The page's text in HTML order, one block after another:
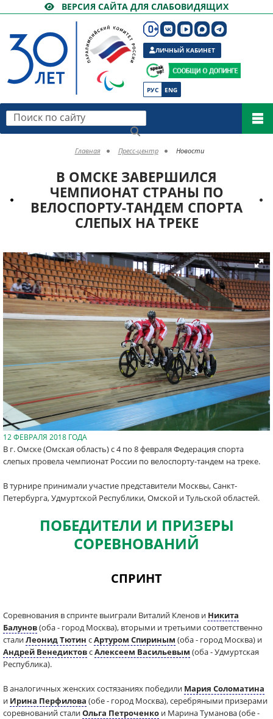
ВЕРСИЯ САЙТА ДЛЯ СЛАБОВИДЯЩИХ
РУС ENG
ЛИЧНЫЙ КАБИНЕТ
Поиск по сайту
Главная Пресс-центр Новости
В ОМСКЕ ЗАВЕРШИЛСЯ
ЧЕМПИОНАТ СТРАНЫ ПО
ВЕЛОСПОРТУ-ТАНДЕМ СПОРТА
СЛЕПЫХ НА ТРЕКЕ
12 ФЕВРАЛЯ 2018 ГОДА
В г. Омске (Омская область) с 4 по 8 февраля Федерация спорта
слепых провела чемпионат России по велоспорту-тандем на треке.
В турнире принимали участие представители Москвы, Санкт-
Петербурга, Удмуртской Республики, Омской и Тульской областей.
ПОБЕДИТЕЛИ И ПРИЗЕРЫ
СОРЕВНОВАНИЙ
СПРИНТ
Соревнования в спринте выиграли Виталий Кленов и Никита
Балунов(оба - город Москва), вторыми и третьими соответственно
сталиЛеонид Тютин сАртуром Спириным (оба - город Москва) и
Андрей ВенедиктовсАлексеем Васильевым (оба - Удмуртская
Республика).
В аналогичных женских состязаниях победили Мария Соломатина
и Ирина Перфилова (обе - город Москва), серебряными призерами
соревнований сталиОльга Петроченко и Марина Туманова (обе -